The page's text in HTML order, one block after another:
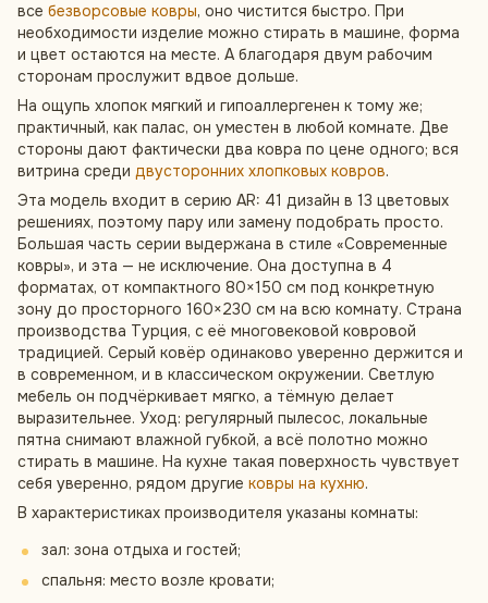
все безворсовые ковры, оно чистится быстро. При
необходимости изделие можно стирать в машине, форма
и цвет остаются на месте. А благодаря двум рабочим
сторонам прослужит вдвое дольше.
На ощупь хлопок мягкий и гипоаллергенен к тому же;
практичный, как палас, он уместен в любой комнате. Две
стороны дают фактически два ковра по цене одного; вся
витрина среди двусторонних хлопковых ковров.
Эта модель входит в серию AR: 41 дизайн в 13 цветовых
решениях, поэтому пару или замену подобрать просто.
Большая часть серии выдержана в стиле «Современные
ковры», и эта — не исключение. Она доступна в 4
форматах, от компактного 80×150 см под конкретную
зону до просторного 160×230 см на всю комнату. Страна
производства Турция, с её многовековой ковровой
традицией. Серый ковёр одинаково уверенно держится и
в современном, и в классическом окружении. Светлую
мебель он подчёркивает мягко, а тёмную делает
выразительнее. Уход: регулярный пылесос, локальные
пятна снимают влажной губкой, а всё полотно можно
стирать в машине. На кухне такая поверхность чувствует
себя уверенно, рядом другие ковры на кухню.
В характеристиках производителя указаны комнаты:
зал: зона отдыха и гостей;
спальня: место возле кровати;